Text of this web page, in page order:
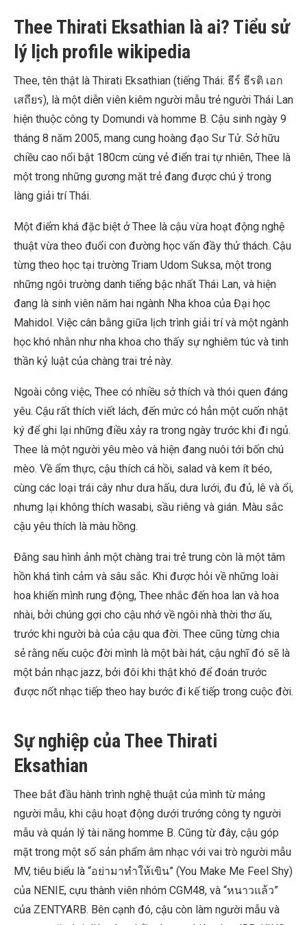
Thee Thirati Eksathian là ai? Tiểu sử
lý lịch profile wikipedia
Thee, tên thật là Thirati Eksathian (tiếng Thái: ธีร์ ธีรติ เอก
เสถียร), là một diễn viên kiêm người mẫu trẻ người Thái Lan
hiện thuộc công ty Domundi và homme B. Cậu sinh ngày 9
tháng 8 năm 2005, mang cung hoàng đạo Sư Tử. Sở hữu
chiều cao nổi bật 180cm cùng vẻ điển trai tự nhiên, Thee là
một trong những gương mặt trẻ đang được chú ý trong
làng giải trí Thái.
Một điểm khá đặc biệt ở Thee là cậu vừa hoạt động nghệ
thuật vừa theo đuổi con đường học vấn đầy thử thách. Cậu
từng theo học tại trường Triam Udom Suksa, một trong
những ngôi trường danh tiếng bậc nhất Thái Lan, và hiện
đang là sinh viên năm hai ngành Nha khoa của Đại học
Mahidol. Việc cân bằng giữa lịch trình giải trí và một ngành
học khó nhằn như nha khoa cho thấy sự nghiêm túc và tinh
thần kỷ luật của chàng trai trẻ này.
Ngoài công việc, Thee có nhiều sở thích và thói quen đáng
yêu. Cậu rất thích viết lách, đến mức có hẳn một cuốn nhật
ký để ghi lại những điều xảy ra trong ngày trước khi đi ngủ.
Thee là một người yêu mèo và hiện đang nuôi tới bốn chú
mèo. Về ẩm thực, cậu thích cá hồi, salad và kem ít béo,
cùng các loại trái cây như dưa hấu, dưa lưới, đu đủ, lê và ổi,
nhưng lại không thích wasabi, sầu riêng và gián. Màu sắc
cậu yêu thích là màu hồng.
Đằng sau hình ảnh một chàng trai trẻ trung còn là một tâm
hồn khá tình cảm và sâu sắc. Khi được hỏi về những loài
hoa khiến mình rung động, Thee nhắc đến hoa lan và hoa
nhài, bởi chúng gợi cho cậu nhớ về ngôi nhà thời thơ ấu,
trước khi người bà của cậu qua đời. Thee cũng từng chia
sẻ rằng nếu cuộc đời mình là một bài hát, cậu nghĩ đó sẽ là
một bản nhạc jazz, bởi đôi khi thật khó để đoán trước
được nốt nhạc tiếp theo hay bước đi kế tiếp trong cuộc đời.
Sự nghiệp của Thee Thirati
Eksathian
Thee bắt đầu hành trình nghệ thuật của mình từ mảng
người mẫu, khi cậu hoạt động dưới trướng công ty người
mẫu và quản lý tài năng homme B. Cũng từ đây, cậu góp
mặt trong một số sản phẩm âm nhạc với vai trò người mẫu
MV, tiêu biểu là “อย่ามาทำให้เขิน” (You Make Me Feel Shy)
của NENIE, cựu thành viên nhóm CGM48, và “หนาวแล้ว”
của ZENTYARB. Bên cạnh đó, cậu còn làm người mẫu và